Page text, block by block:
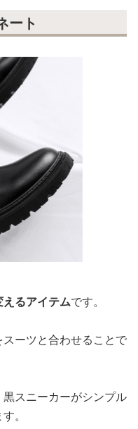
ート
るアイテムです。
ーツと合わせることで
スニーカーがシンプル
。